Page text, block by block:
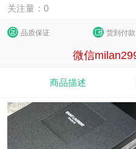
关注量：0
品质保证 货到付款
微信
商品描述